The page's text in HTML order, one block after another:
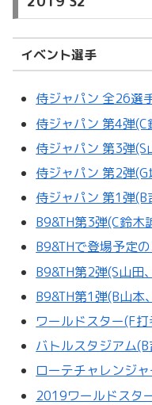
イベント選手
侍ジャパン 全26選
侍ジャパン 第4弾
侍ジャパン 第3弾
侍ジャパン 第2弾
侍ジャパン 第1弾
B9&TH第3弾(C鈴木
B9&THで登場予定
B9&TH第2弾(S山田
B9&TH第1弾(B山本
ワールドスター(F
バトルスタジアム
ローテチャレンジ
2019ワールドスタ